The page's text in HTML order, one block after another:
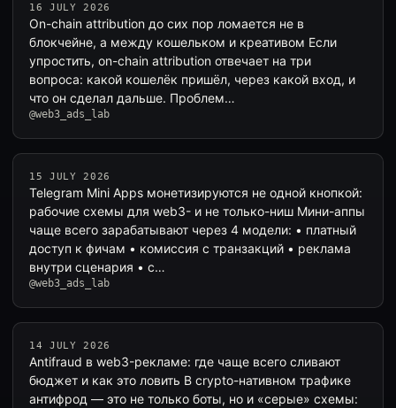
16 JULY 2026
On-chain attribution до сих пор ломается не в
блокчейне, а между кошельком и креативом Если
упростить, on-chain attribution отвечает на три
вопроса: какой кошелёк пришёл, через какой вход, и
что он сделал дальше. Проблем…
@web3_ads_lab
15 JULY 2026
Telegram Mini Apps монетизируются не одной кнопкой:
рабочие схемы для web3- и не только-ниш Мини-аппы
чаще всего зарабатывают через 4 модели: • платный
доступ к фичам • комиссия с транзакций • реклама
внутри сценария • с…
@web3_ads_lab
14 JULY 2026
Antifraud в web3-рекламе: где чаще всего сливают
бюджет и как это ловить В crypto-нативном трафике
антифрод — это не только боты, но и «серые» схемы: